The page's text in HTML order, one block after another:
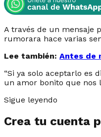
A través de un mensaje
rumorara hace varias
Lee también: Antes de
“Si ya solo aceptarlo es
un amor bonito que nos
Sigue leyendo
Crea tu cuenta